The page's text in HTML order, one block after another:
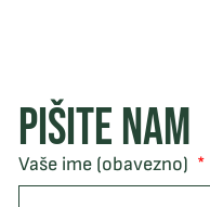
PIŠITE NAM
Vaše ime (obavezno)